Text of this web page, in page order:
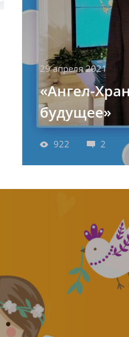
29 апреля 2021
«Ангел-
будущее»
922 2